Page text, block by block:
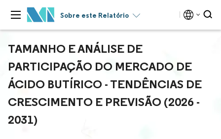
Sobre este Relatório
TAMANHO E ANÁLISE DE
PARTICIPAÇÃO DO MERCADO DE
ÁCIDO BUTÍRICO - TENDÊNCIAS DE
CRESCIMENTO E PREVISÃO (2026 -
2031)